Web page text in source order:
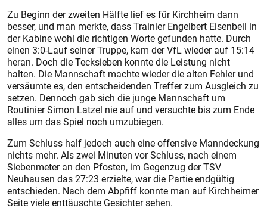
Zu Beginn der zweiten Hälfte lief es für Kirchheim dann
besser, und man merkte, dass Trainier Engelbert Eisenbeil in
der Kabine wohl die richtigen Worte gefunden hatte. Durch
einen 3:0-Lauf seiner Truppe, kam der VfL wieder auf 15:14
heran. Doch die Tecksieben konnte die Leistung nicht
halten. Die Mannschaft machte wieder die alten Fehler und
versäumte es, den entscheidenden Treffer zum Ausgleich zu
setzen. Dennoch gab sich die junge Mannschaft um
Routinier Simon Latzel nie auf und versuchte bis zum Ende
alles um das Spiel noch umzubiegen.
Zum Schluss half jedoch auch eine offensive Manndeckung
nichts mehr. Als zwei Minuten vor Schluss, nach einem
Siebenmeter an den Pfosten, im Gegenzug der TSV
Neuhausen das 27:23 erzielte, war die Partie endgültig
entschieden. Nach dem Abpfiff konnte man auf Kirchheimer
Seite viele enttäuschte Gesichter sehen.